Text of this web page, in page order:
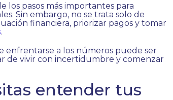
los pasos más importantes para
Sin embargo, no se trata solo de
financiera, priorizar pagos y tomar
.
enfrentarse a los números puede ser
de vivir con incertidumbre y comenzar
entender tus